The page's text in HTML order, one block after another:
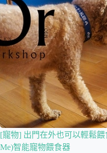
[寵物] 出門在外也可以輕鬆餵
Me)智能寵物餵食器